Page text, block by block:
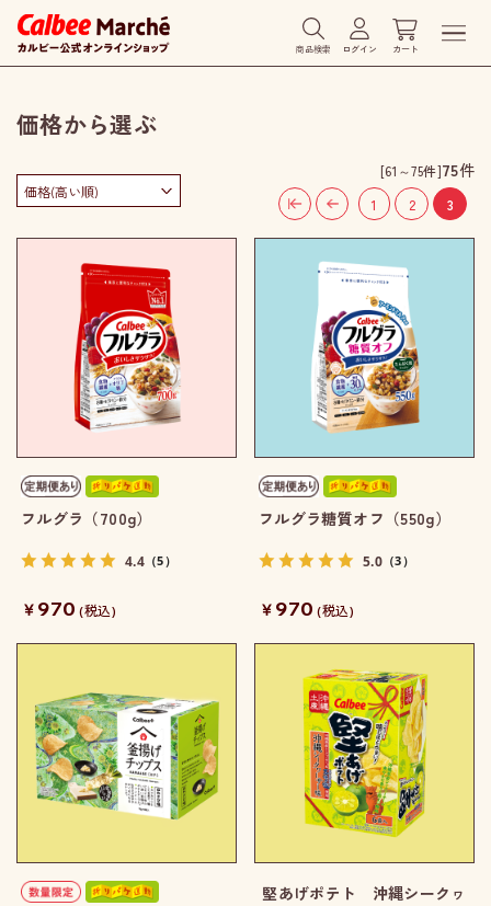
商品検索 ログイン カート
価格から選ぶ
[61～75件]75件
1 2 3
フルグラ（700g）
4.4 （5）
￥970 (税込)
フルグラ糖質オフ（550g）
5.0 （3）
￥970 (税込)
堅あげポテト 沖縄シークヮ